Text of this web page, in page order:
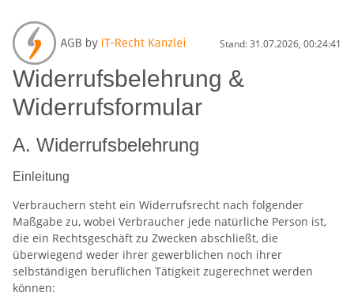
Stand: 31.07.2026, 00:24:41
Widerrufsbelehrung &
Widerrufsformular
A. Widerrufsbelehrung
Einleitung
Verbrauchern steht ein Widerrufsrecht nach folgender
Maßgabe zu, wobei Verbraucher jede natürliche Person ist,
die ein Rechtsgeschäft zu Zwecken abschließt, die
überwiegend weder ihrer gewerblichen noch ihrer
selbständigen beruflichen Tätigkeit zugerechnet werden
können: